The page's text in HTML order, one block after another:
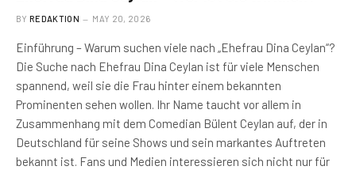
BY REDAKTION MAY 20, 2026
Einführung – Warum suchen viele nach „Ehefrau Dina Ceylan“?
Die Suche nach Ehefrau Dina Ceylan ist für viele Menschen
spannend, weil sie die Frau hinter einem bekannten
Prominenten sehen wollen. Ihr Name taucht vor allem in
Zusammenhang mit dem Comedian Bülent Ceylan auf, der in
Deutschland für seine Shows und sein markantes Auftreten
bekannt ist. Fans und Medien interessieren sich nicht nur für